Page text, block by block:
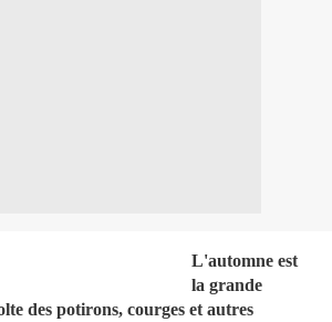
L'automne est
la grande
des potirons, courges et autres